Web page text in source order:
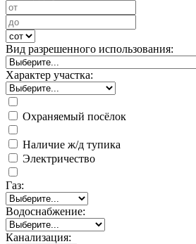
Вид разрешенного использования:
Характер участка:
Охраняемый посёлок
Наличие ж/д тупика
Электричество
Газ:
Водоснабжение:
Канализация: